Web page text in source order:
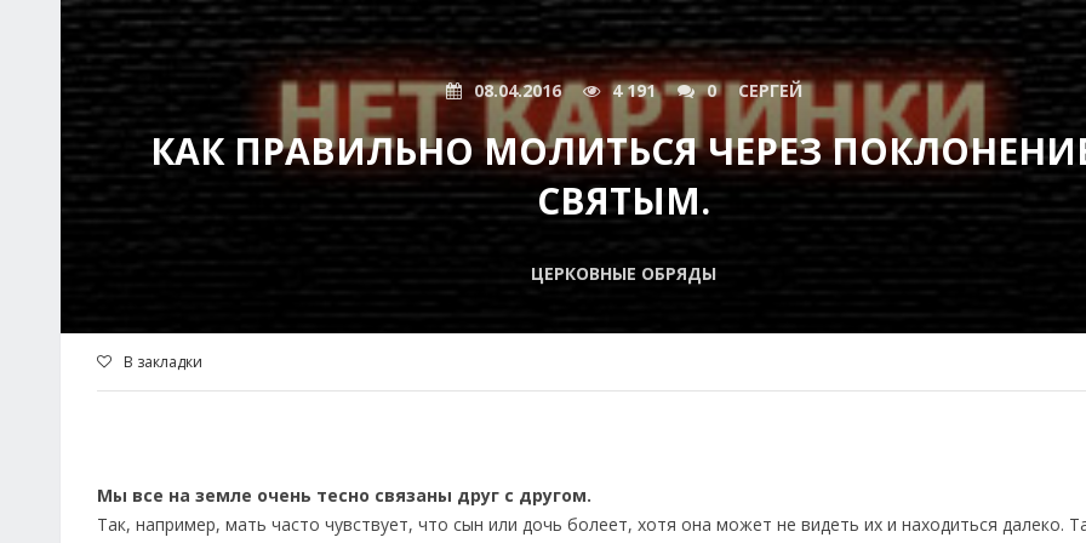
08.04.2016 4 191 0 СЕРГЕЙ
КАК ПРАВИЛЬНО МОЛИТЬСЯ ЧЕРЕЗ
СВЯТЫМ.
ЦЕРКОВНЫЕ ОБРЯДЫ
В закладки
Мы все на земле очень тесно связаны друг с другом.
Так, например, мать часто чувствует, что сын или дочь болеет, хотя она может не видеть их и находиться далеко.